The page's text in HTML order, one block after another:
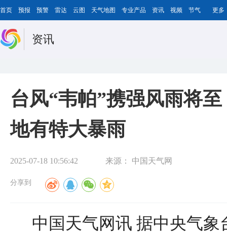
首页 预报 预警 雷达 云图 天气地图 专业产品 资讯 视频 节气 更多
资讯
台风“韦帕”携强风雨将
地有特大暴雨
2025-07-18 10:56:42 来源： 中国天气网
分享到
中国天气网讯 据中央气